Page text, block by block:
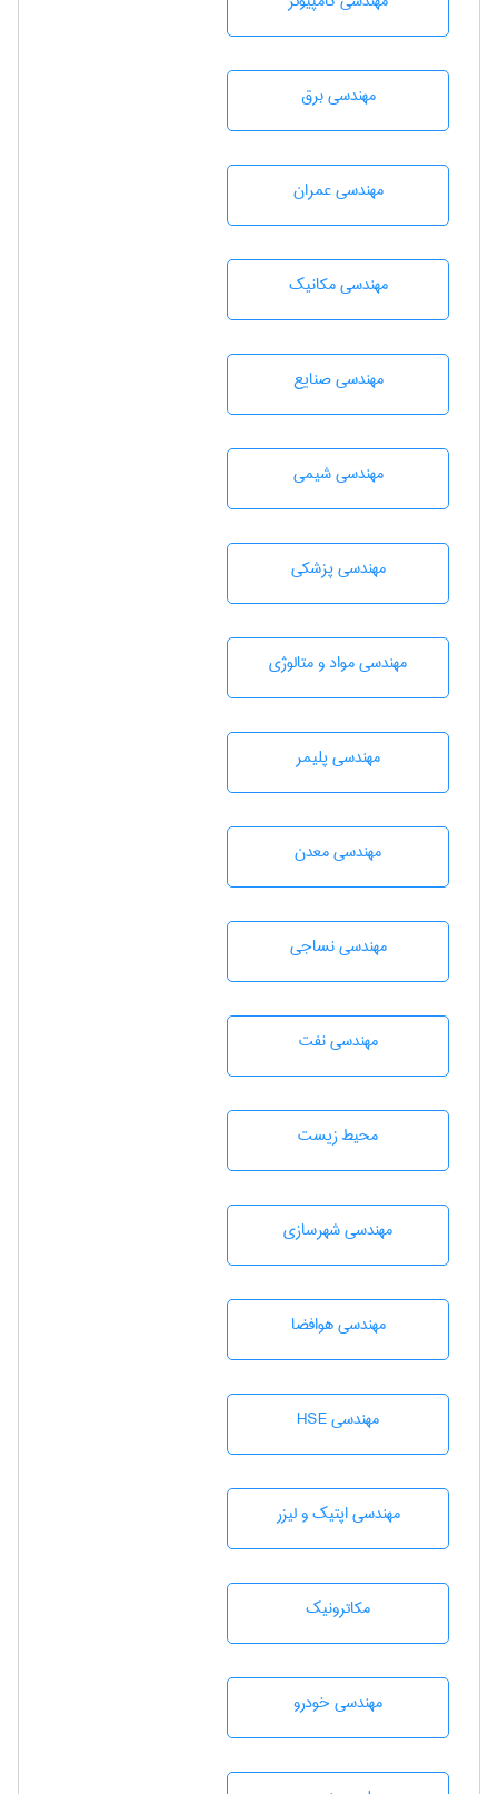
مهندسی برق
مهندسی عمران
مهندسی مکانیک
مهندسی صنايع
مهندسي شيمی
مهندسی پزشکی
مهندسی مواد و متالوژی
مهندسی پليمر
مهندسی معدن
مهندسي نساجی
مهندسی نفت
محيط زيست
مهندسی شهرسازی
مهندسی هوافضا
مهندسی HSE
مهندسی اپتیک و لیزر
مکاترونیک
مهندسی خودرو